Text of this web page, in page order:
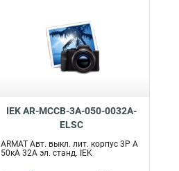
IEK AR-MCCB-3A-050-0032A-
ELSC
ARMAT Авт. выкл. лит. корпус 3P A
50кА 32А эл. станд. IEK